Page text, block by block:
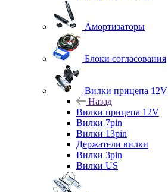
Амортизаторы
Блоки согласования
Вилки прицепа 12V
Назад
Вилки прицепа 12V
Вилки 7pin
Вилки 13pin
Держатели вилки
Вилки 3pin
Вилки US